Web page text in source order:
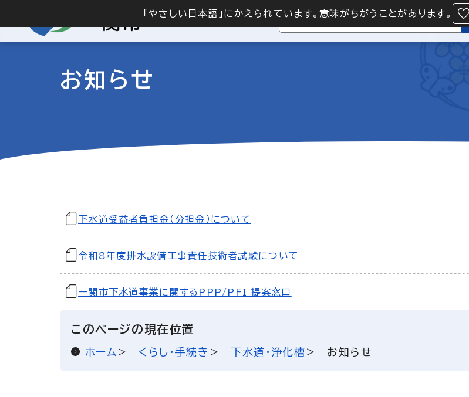
「やさしい日本語」にかえられています。意味がちがうことがあります。
お知らせ
下水道受益者負担金（分担金）について
令和8年度排水設備工事責任技術者試験について
一関市下水道事業に関するPPP/PFI 提案窓口
このページの現在位置
ホーム くらし・手続き 下水道・浄化槽 お知らせ